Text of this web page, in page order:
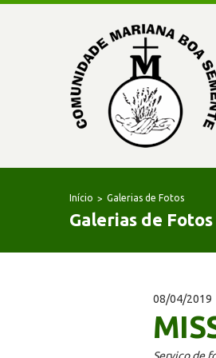
Início Galerias de Fotos
Galerias de Fotos
08/04/2019